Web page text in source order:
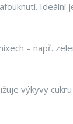
– např.
výkyvy